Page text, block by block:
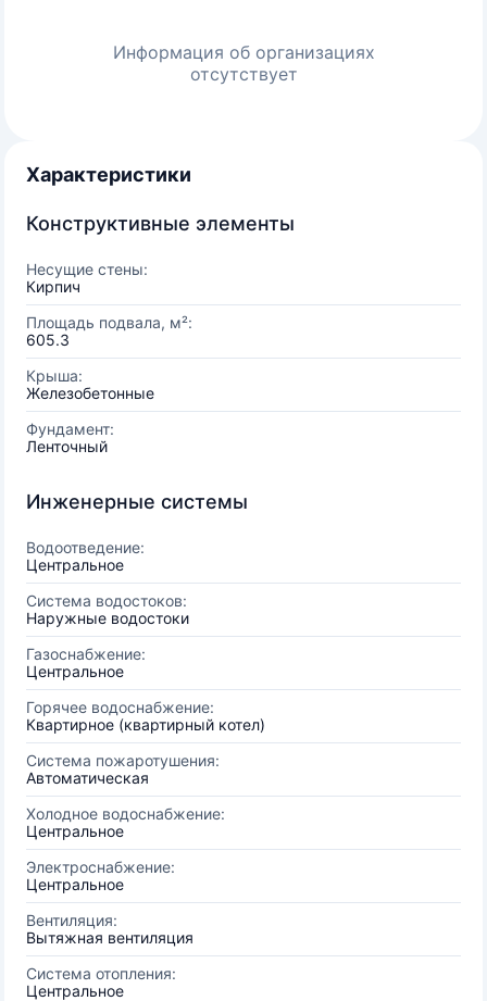
Информация об организациях
отсутствует
Характеристики
Конструктивные элементы
Несущие стены:
Кирпич
Площадь подвала, м²:
605.3
Крыша:
Железобетонные
Фундамент:
Ленточный
Инженерные системы
Водоотведение:
Центральное
Система водостоков:
Наружные водостоки
Газоснабжение:
Центральное
Горячее водоснабжение:
Квартирное (квартирный котел)
Система пожаротушения:
Автоматическая
Холодное водоснабжение:
Центральное
Электроснабжение:
Центральное
Вентиляция:
Вытяжная вентиляция
Система отопления:
Центральное